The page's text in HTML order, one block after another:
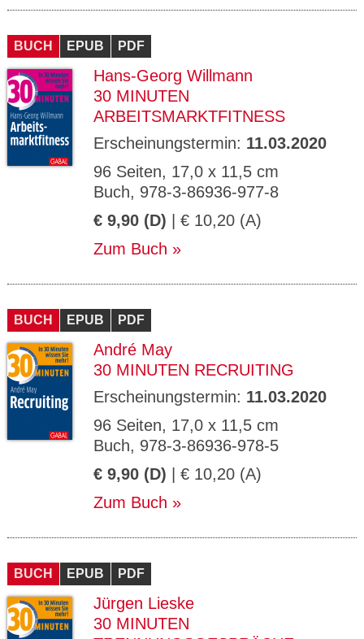
BUCH EPUB PDF
Hans-Georg Willmann
30 MINUTEN
ARBEITSMARKTFITNESS
Erscheinungstermin: 11.03.2020
96 Seiten, 17,0 x 11,5 cm
Buch, 978-3-86936-977-8
€ 9,90 (D) | € 10,20 (A)
Zum Buch
BUCH EPUB PDF
André May
30 MINUTEN RECRUITING
Erscheinungstermin: 11.03.2020
96 Seiten, 17,0 x 11,5 cm
Buch, 978-3-86936-978-5
€ 9,90 (D) | € 10,20 (A)
Zum Buch
BUCH EPUB PDF
Jürgen Lieske
30 MINUTEN